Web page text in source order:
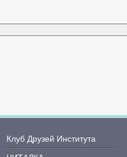
Клуб Друзей Института